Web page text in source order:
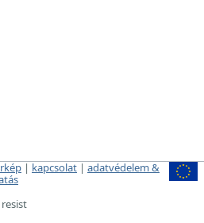
| kapcsolat | adatvédelem &